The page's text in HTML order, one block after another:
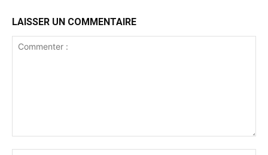
LAISSER UN COMMENTAIRE